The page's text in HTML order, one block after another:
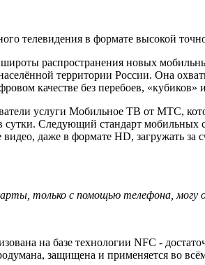
телевидения в формате высокой
широты распространения новых
территории России. Она
качестве без перебоев, «кубиков»
услуги Мобильное ТВ от МТС,
сутки. Следующий стандарт
даже в формате HD, загружать за
только с помощью телефона, могу
на базе технологии NFC -
защищена и применяется во